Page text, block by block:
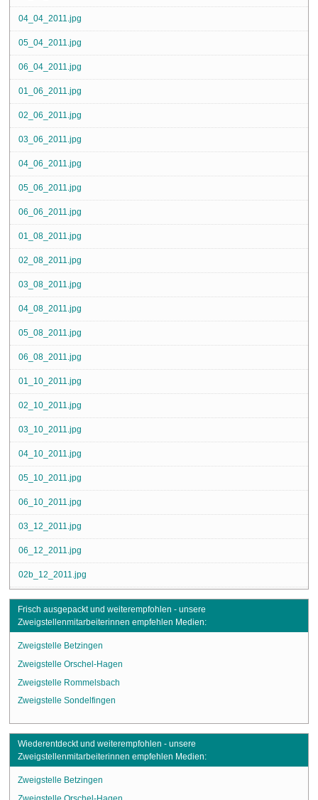
04_04_2011.jpg
05_04_2011.jpg
06_04_2011.jpg
01_06_2011.jpg
02_06_2011.jpg
03_06_2011.jpg
04_06_2011.jpg
05_06_2011.jpg
06_06_2011.jpg
01_08_2011.jpg
02_08_2011.jpg
03_08_2011.jpg
04_08_2011.jpg
05_08_2011.jpg
06_08_2011.jpg
01_10_2011.jpg
02_10_2011.jpg
03_10_2011.jpg
04_10_2011.jpg
05_10_2011.jpg
06_10_2011.jpg
03_12_2011.jpg
06_12_2011.jpg
02b_12_2011.jpg
Frisch ausgepackt und weiterempfohlen - unsere
Zweigstellenmitarbeiterinnen empfehlen Medien:
Zweigstelle Betzingen
Zweigstelle Orschel-Hagen
Zweigstelle Rommelsbach
Zweigstelle Sondelfingen
Wiederentdeckt und weiterempfohlen - unsere
Zweigstellenmitarbeiterinnen empfehlen Medien:
Zweigstelle Betzingen